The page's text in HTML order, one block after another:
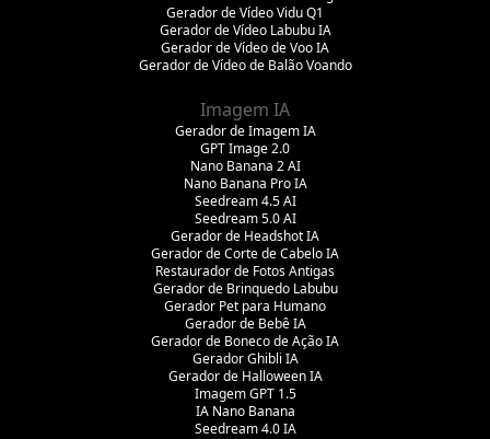
Gerador de Vídeo Vidu Q1
Gerador de Vídeo Labubu IA
Gerador de Vídeo de Voo IA
Gerador de Vídeo de Balão Voando
Imagem IA
Gerador de Imagem IA
GPT Image 2.0
Nano Banana 2 AI
Nano Banana Pro IA
Seedream 4.5 AI
Seedream 5.0 AI
Gerador de Headshot IA
Gerador de Corte de Cabelo IA
Restaurador de Fotos Antigas
Gerador de Brinquedo Labubu
Gerador Pet para Humano
Gerador de Bebê IA
Gerador de Boneco de Ação IA
Gerador Ghibli IA
Gerador de Halloween IA
Imagem GPT 1.5
IA Nano Banana
Seedream 4.0 IA